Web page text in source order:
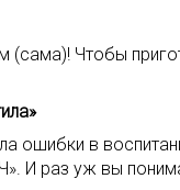
(сама)! Чтобы
ошибки в
И раз уж вы